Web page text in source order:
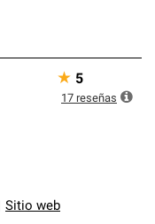
Sitio web
★ 5
17 reseñas